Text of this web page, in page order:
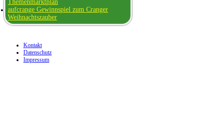
Themenmarktplan
aufcrange Gewinnspiel zum Cranger
Weihnachtszauber
Kontakt
Datenschutz
Impressum